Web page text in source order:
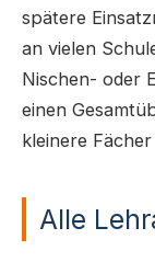
spätere
an vielen
Nischen- oder
einen
kleinere
Alle